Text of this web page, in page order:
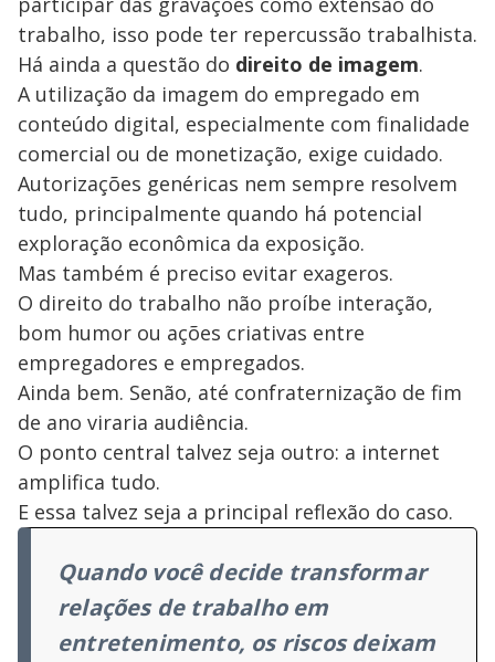
trabalho, isso pode ter repercussão trabalhista.
Há ainda a questão do direito de imagem.
A utilização da imagem do empregado em
conteúdo digital, especialmente com finalidade
comercial ou de monetização, exige cuidado.
Autorizações genéricas nem sempre resolvem
tudo, principalmente quando há potencial
exploração econômica da exposição.
Mas também é preciso evitar exageros.
O direito do trabalho não proíbe interação,
bom humor ou ações criativas entre
empregadores e empregados.
Ainda bem. Senão, até confraternização de fim
de ano viraria audiência.
O ponto central talvez seja outro: a internet
amplifica tudo.
E essa talvez seja a principal reflexão do caso.
Quando você decide transformar
relações de trabalho em
entretenimento, os riscos deixam